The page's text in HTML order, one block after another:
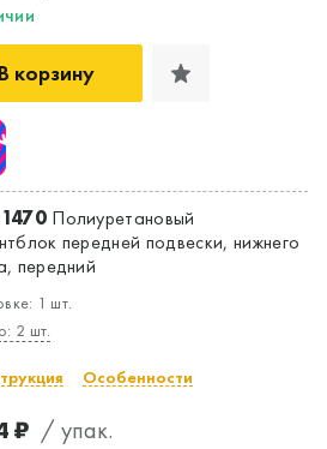
В корзину
Полиуретановый
передней подвески, нижнего
передний
1 шт.
2 шт.
Особенности
₽ / упак.